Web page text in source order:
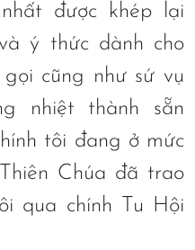
được khép lại
ý thức dành cho
cũng như sứ vụ
nhiệt thành sẵn
tôi đang ở mức
Chúa đã trao
qua chính Tu Hội